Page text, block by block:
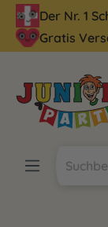
springen
Der Nr. 1
Gratis